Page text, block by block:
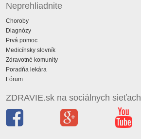
Neprehliadnite
Choroby
Diagnózy
Prvá pomoc
Medicínsky slovník
Zdravotné komunity
Poradňa lekára
Fórum
ZDRAVIE.sk na sociálnych sieťach